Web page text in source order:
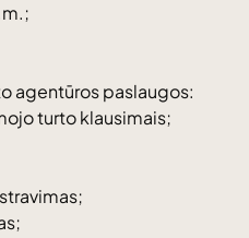
agentūros paslaugos:
turto klausimais;